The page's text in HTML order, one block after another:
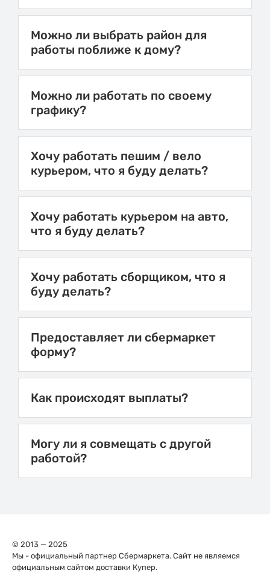
Можно ли выбрать район для
работы поближе к дому?
Можно ли работать по своему
графику?
Хочу работать пешим / вело
курьером, что я буду делать?
Хочу работать курьером на авто,
что я буду делать?
Хочу работать сборщиком, что я
буду делать?
Предоставляет ли сбермаркет
форму?
Как происходят выплаты?
Могу ли я совмещать с другой
работой?
© 2013 — 2025
Мы - официальный партнер Сбермаркета. Сайт не являемся
официальным сайтом доставки Купер.